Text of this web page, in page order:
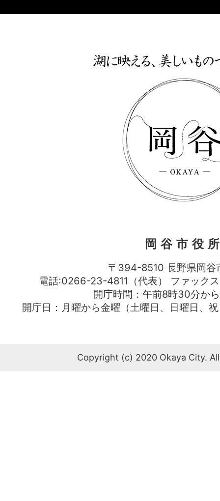
岡谷市役
〒394-8510 長野県岡谷
電話:0266-23-4811（代表） ファッ
開庁時間：午前8時30分か
開庁日：月曜から金曜（土曜日、日曜日、
Copyright (c) 2020 Okaya City.